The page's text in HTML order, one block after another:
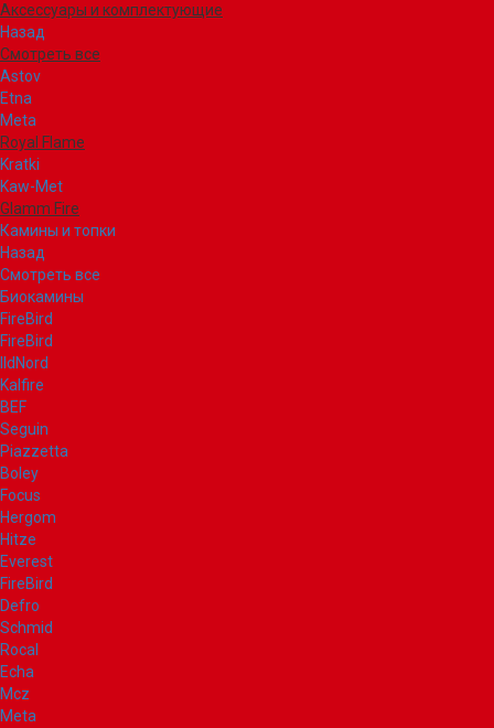
Аксессуары и комплектующие
Назад
Смотреть все
Astov
Etna
Meta
Royal Flame
Kratki
Kaw-Met
Glamm Fire
Камины и топки
Назад
Смотреть все
Биокамины
FireBird
FireBird
IldNord
Kalfire
BEF
Seguin
Piazzetta
Boley
Focus
Hergom
Hitze
Everest
FireBird
Defro
Schmid
Rocal
Echa
Mcz
Meta